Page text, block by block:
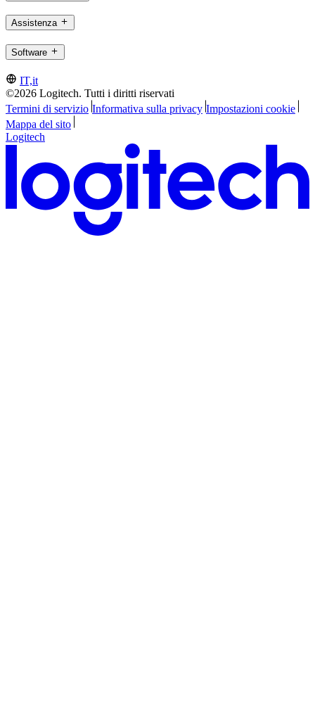
Assistenza
Software
IT,it
©2026 Logitech. Tutti i diritti riservati
Termini di servizio Informativa sulla privacy Impostazioni cookie
Mappa del sito
Logitech